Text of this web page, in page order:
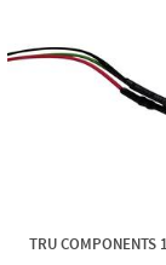
TRU COMPONENTS